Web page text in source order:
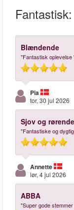
Fantastisk:
Blændende
"Fantastisk oplevelse
Pia
tor, 30 jul 2026
Sjov og rørende
"Fantastiske og
Annette
lør, 4 jul 2026
ABBA
"Super gode